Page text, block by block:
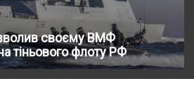
своєму ВМФ
тіньового флоту РФ